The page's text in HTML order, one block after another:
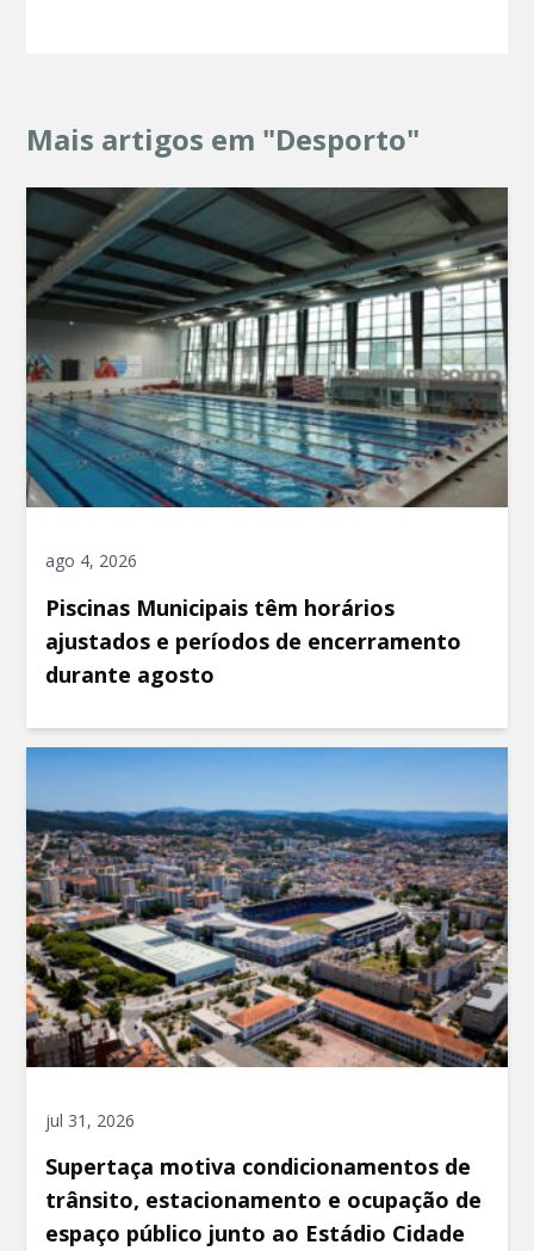
Mais artigos em "Desporto"
ago 4, 2026
Piscinas Municipais têm horários
ajustados e períodos de encerramento
durante agosto
jul 31, 2026
Supertaça motiva condicionamentos de
trânsito, estacionamento e ocupação de
espaço público junto ao Estádio Cidade